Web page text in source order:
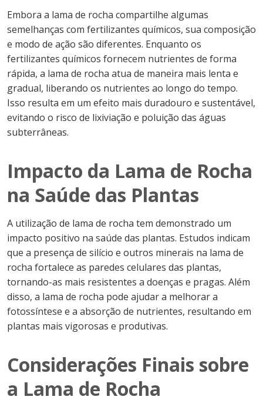
Embora a lama de rocha compartilhe algumas
semelhanças com fertilizantes químicos, sua composição
e modo de ação são diferentes. Enquanto os
fertilizantes químicos fornecem nutrientes de forma
rápida, a lama de rocha atua de maneira mais lenta e
gradual, liberando os nutrientes ao longo do tempo.
Isso resulta em um efeito mais duradouro e sustentável,
evitando o risco de lixiviação e poluição das águas
subterrâneas.
Impacto da Lama de Rocha
na Saúde das Plantas
A utilização de lama de rocha tem demonstrado um
impacto positivo na saúde das plantas. Estudos indicam
que a presença de silício e outros minerais na lama de
rocha fortalece as paredes celulares das plantas,
tornando-as mais resistentes a doenças e pragas. Além
disso, a lama de rocha pode ajudar a melhorar a
fotossíntese e a absorção de nutrientes, resultando em
plantas mais vigorosas e produtivas.
Considerações Finais sobre
a Lama de Rocha